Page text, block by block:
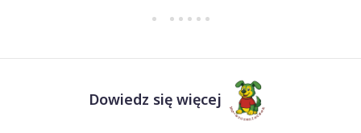
Dowiedz się więcej